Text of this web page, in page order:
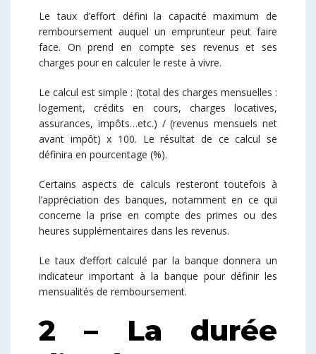
Le taux d’effort défini la capacité maximum de
remboursement auquel un emprunteur peut faire
face. On prend en compte ses revenus et ses
charges pour en calculer le reste à vivre.
Le calcul est simple : (total des charges mensuelles :
logement, crédits en cours, charges locatives,
assurances, impôts…etc.) / (revenus mensuels net
avant impôt) x 100. Le résultat de ce calcul se
définira en pourcentage (%).
Certains aspects de calculs resteront toutefois à
l’appréciation des banques, notamment en ce qui
concerne la prise en compte des primes ou des
heures supplémentaires dans les revenus.
Le taux d’effort calculé par la banque donnera un
indicateur important à la banque pour définir les
mensualités de remboursement.
2 – La durée